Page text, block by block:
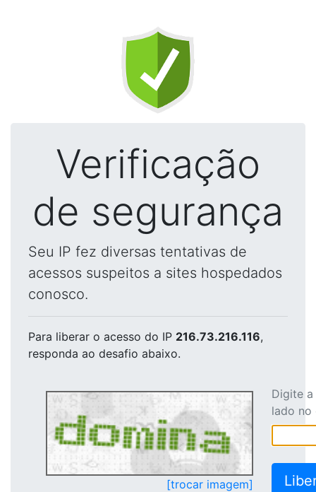
Verificação
de segurança
Seu IP fez diversas tentativas de
acessos suspeitos a sites hospedados
conosco.
Para liberar o acesso do IP 216.73.216.116,
responda ao desafio abaixo.
[trocar imagem]
Digite
lado no